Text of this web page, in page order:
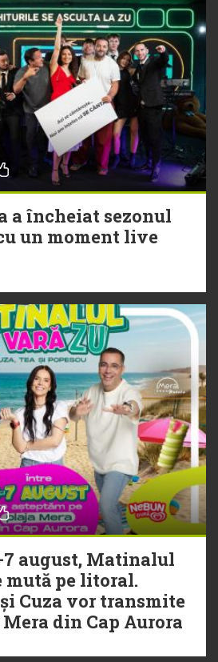
tare! Cabron vine
al Verii
Aia x DJ
Theo Rose -
a încheiat sezonul
un moment live
7 august, Matinalul
mută pe litoral.
și Cuza vor transmite
din Cap Aurora